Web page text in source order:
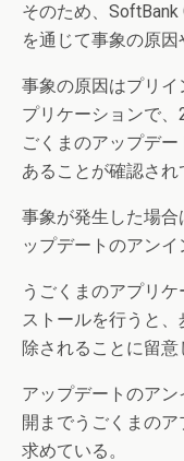
そのため、SoftBank
を通じて事象の原因
事象の原因はプリ
プリケーションで
ごくまのアップデ
あることが確認され
事象が発生した場
ップデートのアンイ
うごくまのアプリ
ストールを行うと
除されることに留意
アップデートのア
開までうごくまの
求めている。